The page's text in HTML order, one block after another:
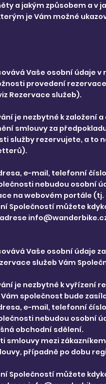
a jakým způsobem a v
je Vám možné
Vaše osobní
provedení
Rezervace služeb).
je nezbytné k založení
smlouvy za
služby rezervujete, a to
e-mail, telefonní
nebudou osobní
na webovém portále
Společností můžete
Vaše osobní údaje
služeb Vám
je nezbytné k vyřízení
společnost bude
e-mail, telefonní
nebudou osobní
obchodní sdělení.
smlouvy mezi
případně po dobu
Společností můžete